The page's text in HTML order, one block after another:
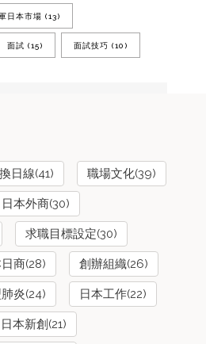
日本市場 (13)
面試 (15) 面試技巧 (10)
換日線(41) 職場文化(39)
日本外商(30)
求職目標設定(30)
商(28) 創辦組織(26)
炎(24) 日本工作(22)
日本新創(21)